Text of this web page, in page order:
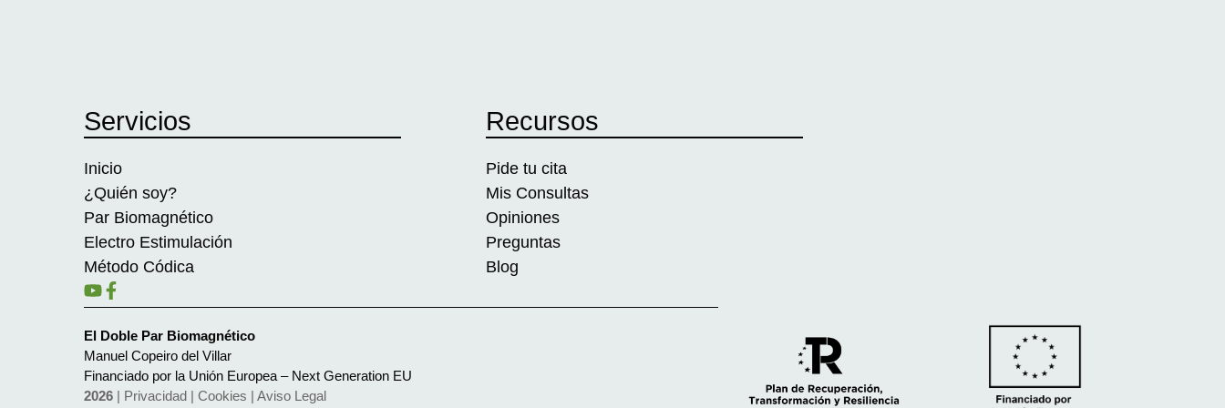
Servicios
Inicio
¿Quién soy?
Par Biomagnético
Electro Estimulación
Método Códica
Recursos
Pide tu cita
Mis Consultas
Opiniones
Preguntas
Blog
El Doble Par Biomagnético
Manuel Copeiro del Villar
Financiado por la Unión Europea – Next Generation EU
2026 | Privacidad | Cookies | Aviso Legal